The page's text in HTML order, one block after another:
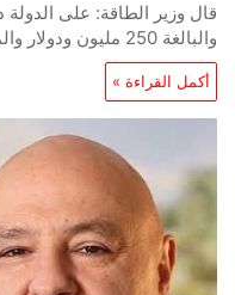
قال وزير الطاقة: على الدولة
والبالغة 250 مليون ودولار والمهلة تنتهي نهاية الأسبوع. مواطن…
أكمل القراءة »